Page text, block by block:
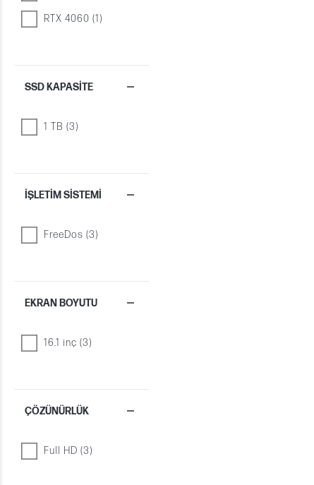
RTX 4060 (1)
SSD KAPASITE
1 TB (3)
İŞLETIM SISTEMI
FreeDos (3)
EKRAN BOYUTU
16.1 inç (3)
ÇÖZÜNÜRLÜK
Full HD (3)